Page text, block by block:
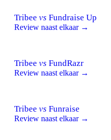
Tribee vs Fundraise Up
Review naast elkaar →
Tribee vs FundRazr
Review naast elkaar →
Tribee vs Funraise
Review naast elkaar →